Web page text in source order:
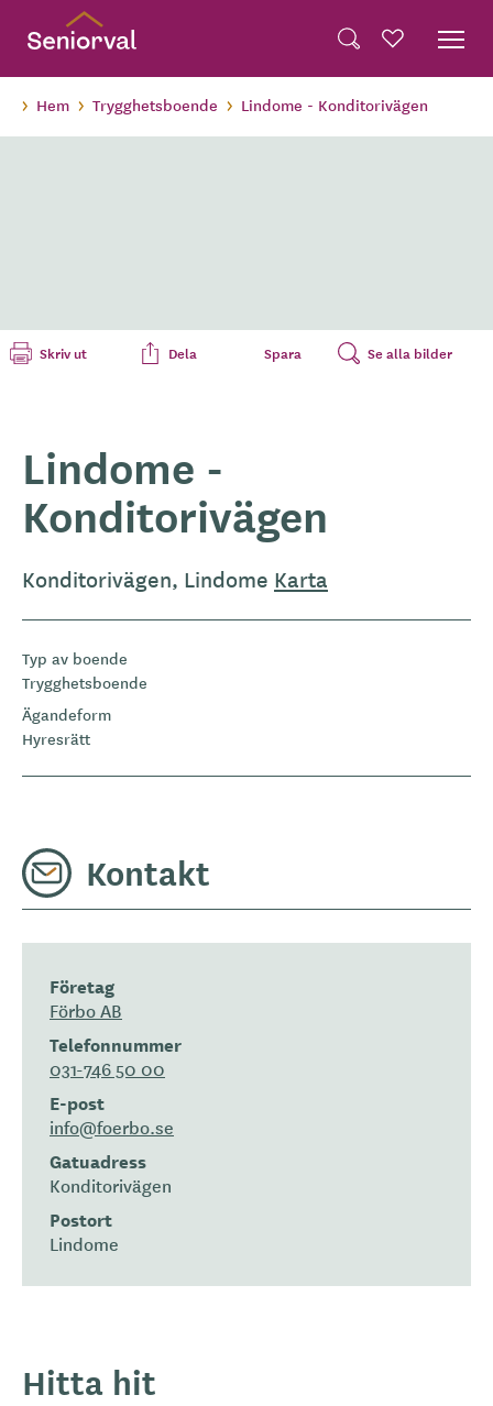
Hem Trygghetsboende Lindome - Konditorivägen
Skriv ut Dela Spara Se alla bilder
Lindome -
Konditorivägen
Konditorivägen, Lindome Karta
Typ av boende
Trygghetsboende
Ägandeform
Hyresrätt
Kontakt
Företag
Förbo AB
Telefonnummer
031-746 50 00
E-post
info@foerbo.se
Gatuadress
Konditorivägen
Postort
Lindome
Hitta hit
Translate